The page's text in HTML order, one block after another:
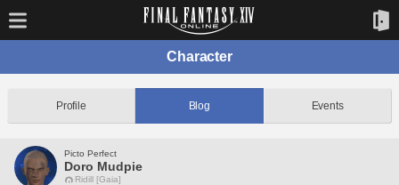
Character
Profile Blog Events
Picto Perfect
Doro Mudpie
Ridill [Gaia]